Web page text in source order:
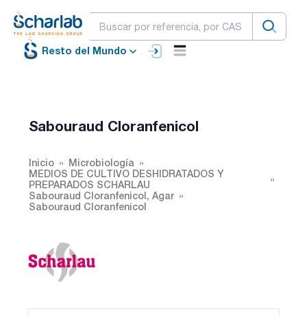
Resto del Mundo
Sabouraud Cloranfenicol
Inicio
Microbiología
MEDIOS DE CULTIVO DESHIDRATADOS Y
PREPARADOS SCHARLAU
Sabouraud Cloranfenicol, Agar
Sabouraud Cloranfenicol